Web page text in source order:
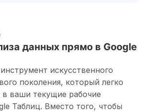
данных прямо в Google
искусственного
поколения, который легко
в ваши текущие рабочие
Таблиц. Вместо того, чтобы